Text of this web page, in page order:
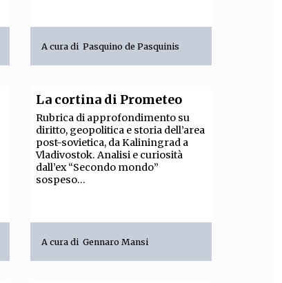
A cura diPasquino de Pasquinis
La cortina di Prometeo
Rubrica di approfondimento su
diritto, geopolitica e storia dell’area
post-sovietica, da Kaliningrad a
Vladivostok. Analisi e curiosità
dall’ex “Secondo mondo”
sospeso...
A cura diGennaro Mansi